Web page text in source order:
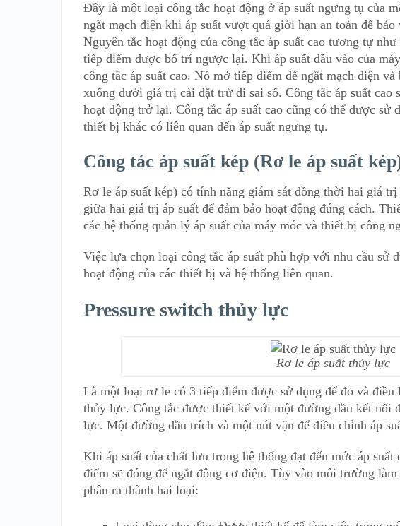
Đây là một loại công tắc hoạt động ở áp suất ngưng tụ của
ngắt mạch điện khi áp suất vượt quá giới hạn an toàn để
Nguyên tắc hoạt động của công tắc áp suất cao tương tự
tiếp điểm được bố trí ngược lại. Khi áp suất đầu vào của
công tắc áp suất cao. Nó mở tiếp điểm để ngắt mạch điện
xuống dưới giá trị cài đặt trừ đi sai số. Công tắc áp suất cao
hoạt động trở lại. Công tắc áp suất cao cũng có thể được sử
thiết bị khác có liên quan đến áp suất ngưng tụ.
Công tác áp suất kép (Rơ le áp suất
Rơ le áp suất kép) có tính năng giám sát đồng thời hai giá
giữa hai giá trị áp suất để đảm bảo hoạt động đúng cách.
các hệ thống quản lý áp suất của máy móc và thiết bị công
Việc lựa chọn loại công tắc áp suất phù hợp với nhu cầu sử
hoạt động của các thiết bị và hệ thống liên quan.
Pressure switch thủy lực
Rơ le áp suất thủy lực
Là một loại rơ le có 3 tiếp điểm được sử dụng để đo và điều
thủy lực. Công tắc được thiết kế với một đường dầu kết nối
lực. Một đường dầu trích và một nút vặn để điều chỉnh áp
Khi áp suất của chất lưu trong hệ thống đạt đến mức áp
điểm sẽ đóng để ngắt động cơ điện. Tùy vào môi trường
phân ra thành hai loại: